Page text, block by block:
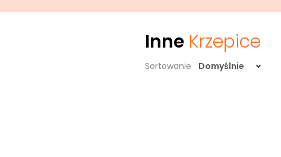
Inne Krzepice
Sortowanie Domyślnie